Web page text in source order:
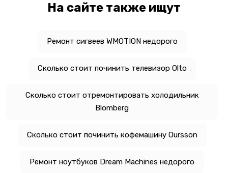
На сайте также ищут
Ремонт сигвеев WMOTION недорого
Сколько стоит починить телевизор Olto
Сколько стоит отремонтировать холодильник
Blomberg
Сколько стоит починить кофемашину Oursson
Ремонт ноутбуков Dream Machines недорого